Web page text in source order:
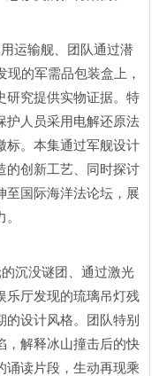
运输舰、团队通过潜
的军需品包装盒上，
研究提供实物证据。特
护人员采用电解还原法
标。本集通过军舰设计
的创新工艺、同时探讨
至国际海洋法论坛，展
沉没谜团、通过激光
乐厅发现的琉璃吊灯残
的设计风格。团队特别
，解释冰山撞击后的快
诵读片段，生动再现乘